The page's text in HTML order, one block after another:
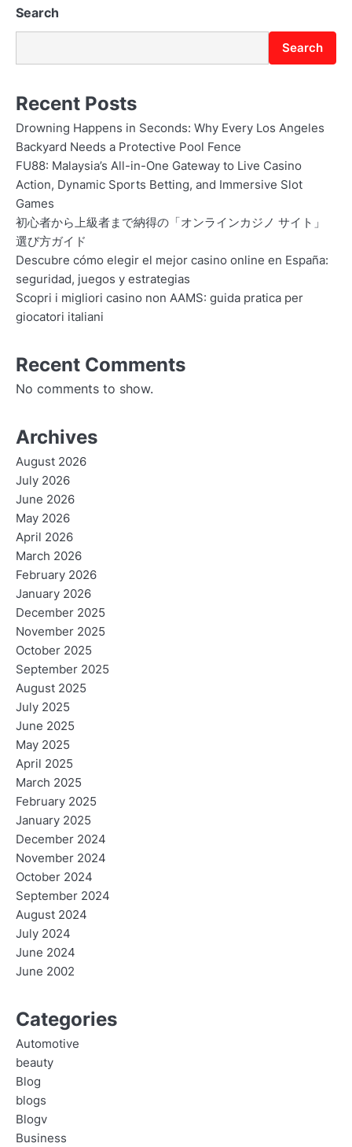
Search
Search
Recent Posts
Drowning Happens in Seconds: Why Every Los Angeles
Backyard Needs a Protective Pool Fence
FU88: Malaysia’s All-in-One Gateway to Live Casino
Action, Dynamic Sports Betting, and Immersive Slot
Games
初心者から上級者まで納得の「オンラインカジノ サイト」
選び方ガイド
Descubre cómo elegir el mejor casino online en España:
seguridad, juegos y estrategias
Scopri i migliori casino non AAMS: guida pratica per
giocatori italiani
Recent Comments
No comments to show.
Archives
August 2026
July 2026
June 2026
May 2026
April 2026
March 2026
February 2026
January 2026
December 2025
November 2025
October 2025
September 2025
August 2025
July 2025
June 2025
May 2025
April 2025
March 2025
February 2025
January 2025
December 2024
November 2024
October 2024
September 2024
August 2024
July 2024
June 2024
June 2002
Categories
Automotive
beauty
Blog
blogs
Blogv
Business